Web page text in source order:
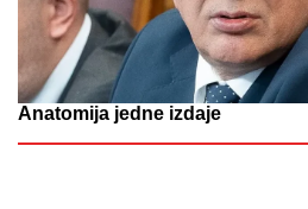
Anatomija jedne izdaje